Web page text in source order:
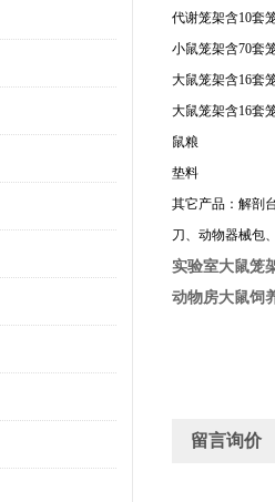
代谢笼架含10套
小鼠笼架含70套
大鼠笼架含16套
大鼠笼架含16套
鼠粮
垫料
其它产品：解剖
刀、动物器械包
实验室大鼠笼
动物房大鼠饲
留言询价